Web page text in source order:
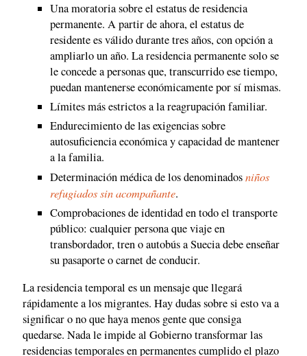
Una moratoria sobre el estatus de residencia
permanente. A partir de ahora, el estatus de
residente es válido durante tres años, con opción a
ampliarlo un año. La residencia permanente solo se
le concede a personas que, transcurrido ese tiempo,
puedan mantenerse económicamente por sí mismas.
Límites más estrictos a la reagrupación familiar.
Endurecimiento de las exigencias sobre
autosuficiencia económica y capacidad de mantener
a la familia.
Determinación médica de los denominadosniños
refugiados sin acompañante.
Comprobaciones de identidad en todo el transporte
público: cualquier persona que viaje en
transbordador, tren o autobús a Suecia debe enseñar
su pasaporte o carnet de conducir.
La residencia temporal es un mensaje que llegará
rápidamente a los migrantes. Hay dudas sobre si esto va a
significar o no que haya menos gente que consiga
quedarse. Nada le impide al Gobierno transformar las
residencias temporales en permanentes cumplido el plazo